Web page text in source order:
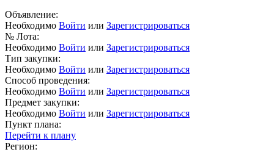
Объявление:
Необходимо Войти или Зарегистрироваться
№ Лота:
Необходимо Войти или Зарегистрироваться
Тип закупки:
Необходимо Войти или Зарегистрироваться
Способ проведения:
Необходимо Войти или Зарегистрироваться
Предмет закупки:
Необходимо Войти или Зарегистрироваться
Пункт плана:
Перейти к плану
Регион: